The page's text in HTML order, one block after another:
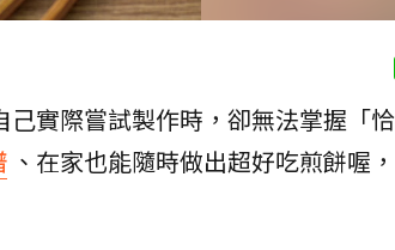
己實際嘗試製作時，卻無法掌握「
、在家也能隨時做出超好吃煎餅喔